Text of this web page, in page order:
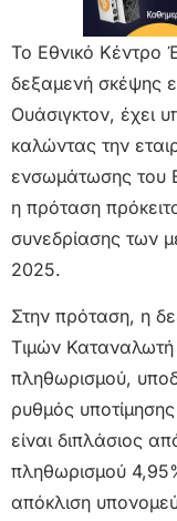
Το Εθνικό Κέντρο
δεξαμενή σκέψης
Ουάσιγκτον, έχει
καλώντας την
ενσωμάτωσης του
η πρόταση
συνεδρίασης των
2025.
Στην πρόταση, η
Τιμών
πληθωρισμού,
ρυθμός
είναι διπλάσιος
πληθωρισμού
απόκλιση